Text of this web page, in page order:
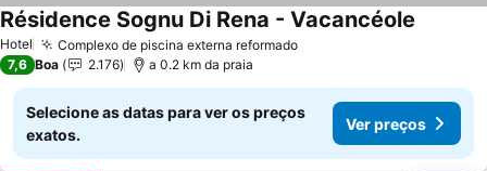
Hotel Complexo de piscina externa reformado
Résidence Sognu Di Rena - Vacancéole
7,6 Boa 2.176 a 0.2 km da praia
Selecione as datas para ver os preços
exatos.
Ver preços